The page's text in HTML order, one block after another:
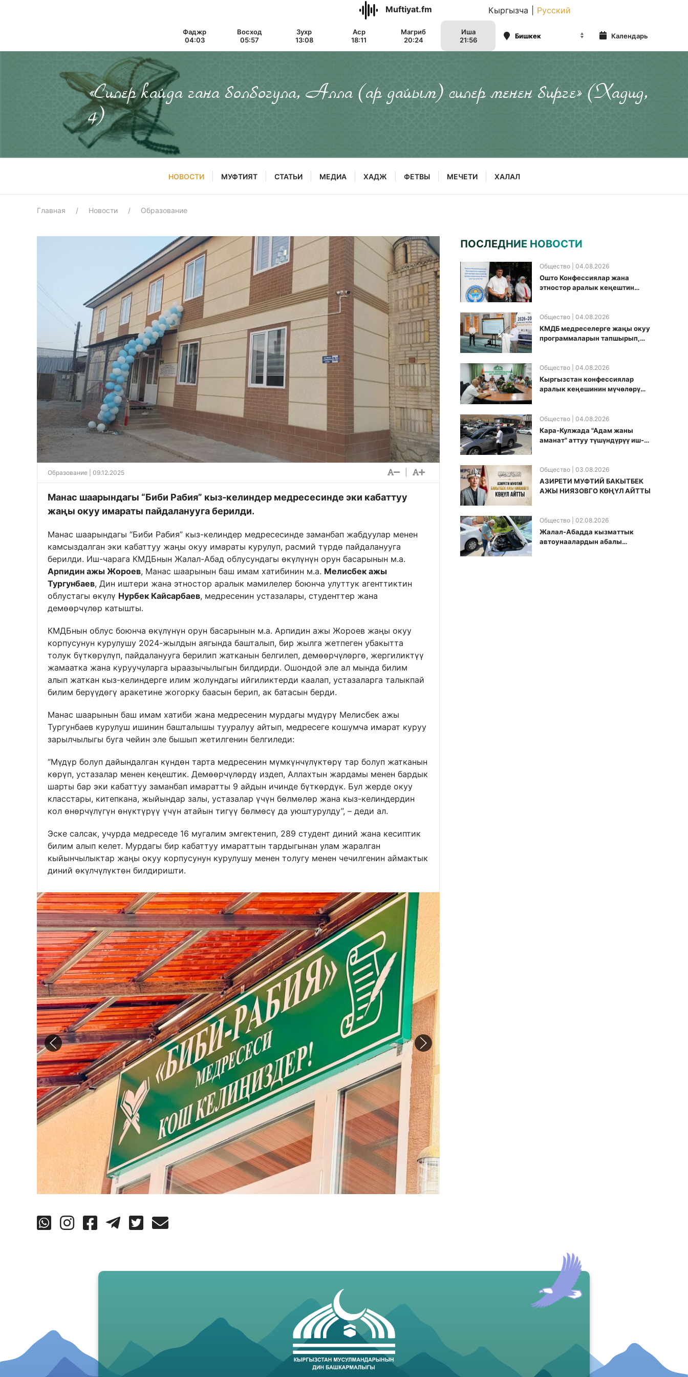
Muftiyat.fm Кыргызча Русский
Фаджр
04:03
Восход
05:57
Зухр
13:08
Аср
18:11
Магриб
20:24
Иша
21:56
Календарь
«Силер кайда гана болбогула, Алла (ар дайым) силер менен бирге» (Хадид,
4)
НОВОСТИ МУФТИЯТ СТАТЬИ МЕДИА ХАДЖ ФЕТВЫ МЕЧЕТИ ХАЛАЛ
Главная Новости Образование
Образование | 09.12.2025
Манас шаарындагы “Биби Рабия” кыз-келиндер медресесинде эки кабаттуу
жаңы окуу имараты пайдаланууга берилди.
Манас шаарындагы “Биби Рабия” кыз-келиндер медресесинде заманбап жабдуулар менен
камсыздалган эки кабаттуу жаңы окуу имараты курулуп, расмий түрдө пайдаланууга
берилди. Иш-чарага КМДБнын Жалал-Абад облусундагы өкүлүнүн орун басарынын м.а.
Арпидин ажы Жороев, Манас шаарынын баш имам хатибинин м.а. Мелисбек ажы
Тургунбаев, Дин иштери жана этностор аралык мамилелер боюнча улуттук агенттиктин
облустагы өкүлү Нурбек Кайсарбаев, медресенин устазалары, студенттер жана
демөөрчүлөр катышты.
КМДБнын облус боюнча өкүлүнүн орун басарынын м.а. Арпидин ажы Жороев жаңы окуу
корпусунун курулушу 2024-жылдын аягында башталып, бир жылга жетпеген убакытта
толук бүткөрүлүп, пайдаланууга берилип жатканын белгилеп, демөөрчүлөргө, жергиликтүү
жамаатка жана куруучуларга ыраазычылыгын билдирди. Ошондой эле ал мында билим
алып жаткан кыз-келиндерге илим жолундагы ийгиликтерди каалап, устазаларга талыкпай
билим берүүдөгү аракетине жогорку баасын берип, ак батасын берди.
Манас шаарынын баш имам хатиби жана медресенин мурдагы мүдүрү Мелисбек ажы
Тургунбаев курулуш ишинин башталышы тууралуу айтып, медресеге кошумча имарат куруу
зарылчылыгы буга чейин эле бышып жетилгенин белгиледи:
“Мүдүр болуп дайындалган күндөн тарта медресенин мүмкүнчүлүктөрү тар болуп жатканын
көрүп, устазалар менен кеңештик. Демөөрчүлөрдү издеп, Аллахтын жардамы менен бардык
шарты бар эки кабаттуу заманбап имаратты 9 айдын ичинде бүткөрдүк. Бул жерде окуу
класстары, китепкана, жыйындар залы, устазалар үчүн бөлмөлөр жана кыз-келиндердин
кол өнөрчүлүгүн өнүктүрүү үчүн атайын тигүү бөлмөсү да уюштурулду”, – деди ал.
Эске салсак, учурда медреседе 16 мугалим эмгектенип, 289 студент диний жана кесиптик
билим алып келет. Мурдагы бир кабаттуу имараттын тардыгынан улам жаралган
кыйынчылыктар жаңы окуу корпусунун курулушу менен толугу менен чечилгенин аймактык
диний өкүлчүлүктөн билдиришти.
ПОСЛЕДНИЕ НОВОСТИ
Общество| 04.08.2026
Ошто Конфессиялар жана
этностор аралык кеңештин
Общество| 04.08.2026
КМДБ медреселерге жаңы окуу
программаларын тапшырып,
киргизди
Общество| 04.08.2026
Кыргызстан конфессиялар
аралык кеӊешинин мүчөлөрү
Общество| 04.08.2026
Кара-Кулжада "Адам жаны
аманат" аттуу түшүндүрүү иш-
Общество| 03.08.2026
АЗИРЕТИ МУФТИЙ БАКЫТБЕК
АЖЫ НИЯЗОВГО КӨҢҮЛ АЙТТЫ
Общество| 02.08.2026
Жалал-Абадда кызматтык
автоунаалардын абалы